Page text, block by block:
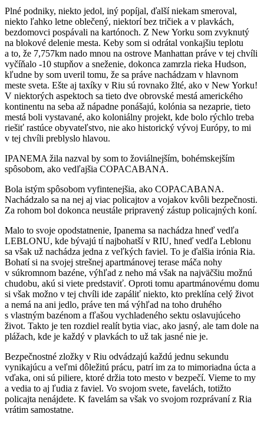
Plné podniky, niekto jedol, iný popíjal, ďalší niekam smeroval,
niekto ľahko letne oblečený, niektorí bez tričiek a v plavkách,
bezdomovci pospávali na kartónoch. Z New Yorku som zvyknutý
na blokové delenie mesta. Keby som si odrátal vonkajšiu teplotu
a to, že 7,757km nado mnou na ostrove Manhattan práve v tej chvíli
vyčíňalo -10 stupňov a sneženie, dokonca zamrzla rieka Hudson,
kľudne by som uveril tomu, že sa práve nachádzam v hlavnom
meste sveta. Ešte aj taxíky v Riu sú rovnako žlté, ako v New Yorku!
V niektorých aspektoch sa tieto dve obrovské mestá amerického
kontinentu na seba až nápadne ponášajú, kolónia sa nezaprie, tieto
mestá boli vystavané, ako koloniálny projekt, kde bolo rýchlo treba
riešiť rastúce obyvateľstvo, nie ako historický vývoj Európy, to mi
v tej chvíli preblyslo hlavou.
IPANEMA žila nazval by som to žoviálnejším, bohémskejším
spôsobom, ako vedľajšia COPACABANA.
Bola istým spôsobom vyfintenejšia, ako COPACABANA.
Nachádzalo sa na nej aj viac policajtov a vojakov kvôli bezpečnosti.
Za rohom bol dokonca neustále pripravený zástup policajných koní.
Malo to svoje opodstatnenie, Ipanema sa nachádza hneď vedľa
LEBLONU, kde bývajú tí najbohatší v RIU, hneď vedľa Leblonu
sa však už nachádza jedna z veľkých faviel. To je ďalšia irónia Ria.
Bohatí si na svojej strešnej apartmánovej terase máča nohy
v súkromnom bazéne, výhľad z neho má však na najväčšiu možnú
chudobu, akú si viete predstaviť. Oproti tomu apartmánovému domu
si však možno v tej chvíli ide zapáliť niekto, kto preklína celý život
a nemá na ani jedlo, práve ten má výhľad na toho druhého
s vlastným bazénom a fľašou vychladeného sektu oslavujúceho
život. Takto je ten rozdiel realít bytia viac, ako jasný, ale tam dole na
plážach, kde je každý v plavkách to už tak jasné nie je.
Bezpečnostné zložky v Riu odvádzajú každú jednu sekundu
vynikajúcu a veľmi dôležitú prácu, patrí im za to mimoriadna úcta a
vďaka, oni sú piliere, ktoré držia toto mesto v bezpečí. Vieme to my
a vedia to aj ľudia z faviel. Vo svojom svete, favelách, totižto
policajta nenájdete. K favelám sa však vo svojom rozprávaní z Ria
vrátim samostatne.